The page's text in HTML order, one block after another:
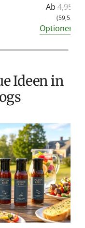
Ab R
e
g
r
r
e
i
s
4,95 €
(59,52 €
Optionen